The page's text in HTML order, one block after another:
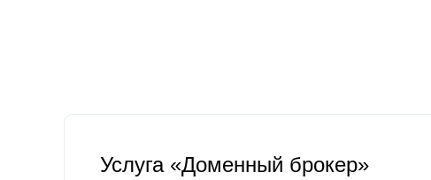
Услуга «Доменный брокер»